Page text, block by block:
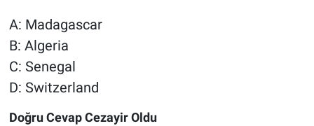
A: Madagascar
B: Algeria
C: Senegal
D: Switzerland
Doğru Cevap Cezayir Oldu